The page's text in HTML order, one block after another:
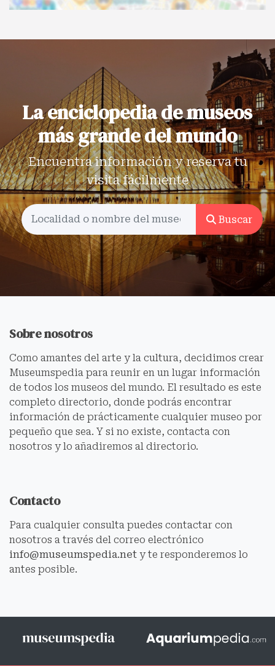
La enciclopedia de museos
más grande del mundo
Encuentra información y reserva tu
visita fácilmente
Buscar
Sobre nosotros
Como amantes del arte y la cultura, decidimos crear
Museumspedia para reunir en un lugar información
de todos los museos del mundo. El resultado es este
completo directorio, donde podrás encontrar
información de prácticamente cualquier museo por
pequeño que sea. Y si no existe, contacta con
nosotros y lo añadiremos al directorio.
Contacto
Para cualquier consulta puedes contactar con
nosotros a través del correo electrónico
info@museumspedia.net y te responderemos lo
antes posible.